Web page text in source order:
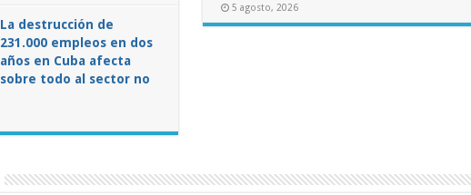
La destrucción de
231.000 empleos en dos
años en Cuba afecta
sobre todo al sector no
5 agosto, 2026